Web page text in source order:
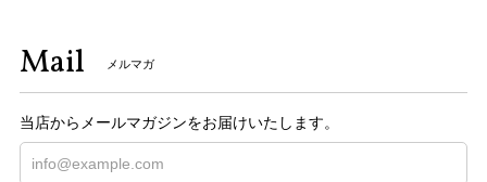
Mail メルマガ
当店からメールマガジンをお届けいたします。